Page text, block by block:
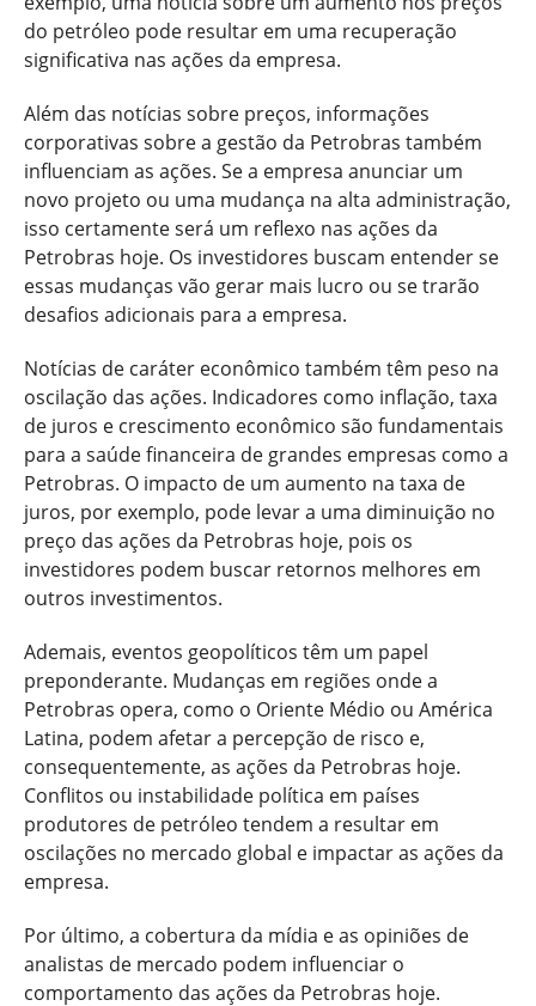
do petróleo pode resultar em uma recuperação
significativa nas ações da empresa.
Além das notícias sobre preços, informações
corporativas sobre a gestão da Petrobras também
influenciam as ações. Se a empresa anunciar um
novo projeto ou uma mudança na alta administração,
isso certamente será um reflexo nas ações da
Petrobras hoje. Os investidores buscam entender se
essas mudanças vão gerar mais lucro ou se trarão
desafios adicionais para a empresa.
Notícias de caráter econômico também têm peso na
oscilação das ações. Indicadores como inflação, taxa
de juros e crescimento econômico são fundamentais
para a saúde financeira de grandes empresas como a
Petrobras. O impacto de um aumento na taxa de
juros, por exemplo, pode levar a uma diminuição no
preço das ações da Petrobras hoje, pois os
investidores podem buscar retornos melhores em
outros investimentos.
Ademais, eventos geopolíticos têm um papel
preponderante. Mudanças em regiões onde a
Petrobras opera, como o Oriente Médio ou América
Latina, podem afetar a percepção de risco e,
consequentemente, as ações da Petrobras hoje.
Conflitos ou instabilidade política em países
produtores de petróleo tendem a resultar em
oscilações no mercado global e impactar as ações da
empresa.
Por último, a cobertura da mídia e as opiniões de
analistas de mercado podem influenciar o
comportamento das ações da Petrobras hoje.